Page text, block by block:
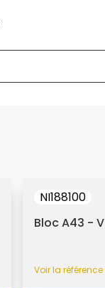
NI188100
Bloc A43 -
Voir la référence